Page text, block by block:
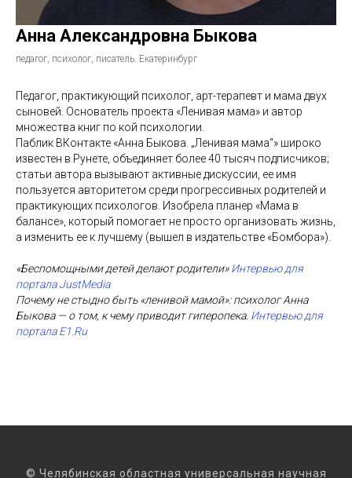
Анна Александровна Быкова
педагог, психолог, писатель. Екатеринбург
Педагог, практикующий психолог, арт-терапевт и мама двух
сыновей. Основатель проекта «Ленивая мама» и автор
множества книг по кой психологии.
Паблик ВКонтакте «Анна Быкова. „Ленивая мама“» широко
известен в Рунете, объединяет более 40 тысяч подписчиков;
статьи автора вызывают активные дискуссии, ее имя
пользуется авторитетом среди прогрессивных родителей и
практикующих психологов. Изобрела планер «Мама в
балансе», который помогает не просто организовать жизнь,
а изменить ее к лучшему (вышел в издательстве «Бомбора»).
«Беспомощными детей делают родители»Интервью для
портала JustMedia
Почему не стыдно быть «ленивой мамой»: психолог Анна
Быкова — о том, к чему приводит гиперопека. Интервью для
портала Е1.Ru
© Челябинская областная универсальная научная